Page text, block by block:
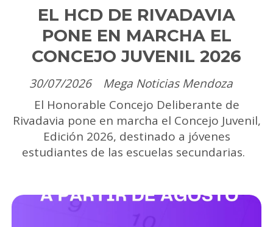
EL HCD DE RIVADAVIA
PONE EN MARCHA EL
CONCEJO JUVENIL 2026
Mega Noticias Mendoza
30/07/2026
El Honorable Concejo Deliberante de
Rivadavia pone en marcha el Concejo Juvenil,
Edición 2026, destinado a jóvenes
estudiantes de las escuelas secundarias.